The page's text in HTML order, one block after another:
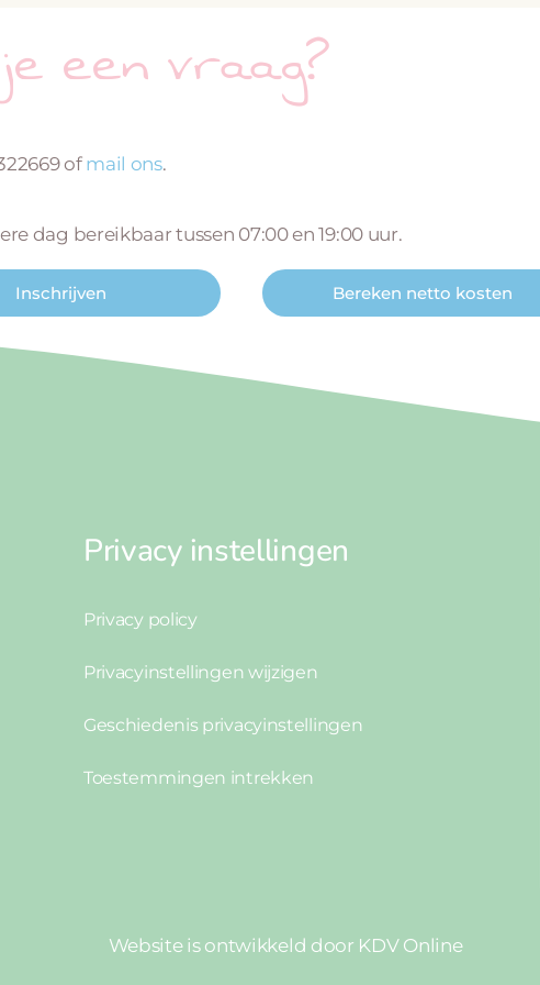
een vraag?
of mail ons.
dag bereikbaar tussen 07:00 en 19:00 uur.
Inschrijven Bereken netto kosten
Privacy instellingen
Privacy policy
Privacyinstellingen wijzigen
Geschiedenis privacyinstellingen
Toestemmingen intrekken
Website is ontwikkeld door KDV Online